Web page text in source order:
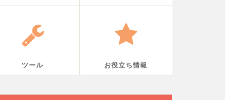
ツール お役立ち情報